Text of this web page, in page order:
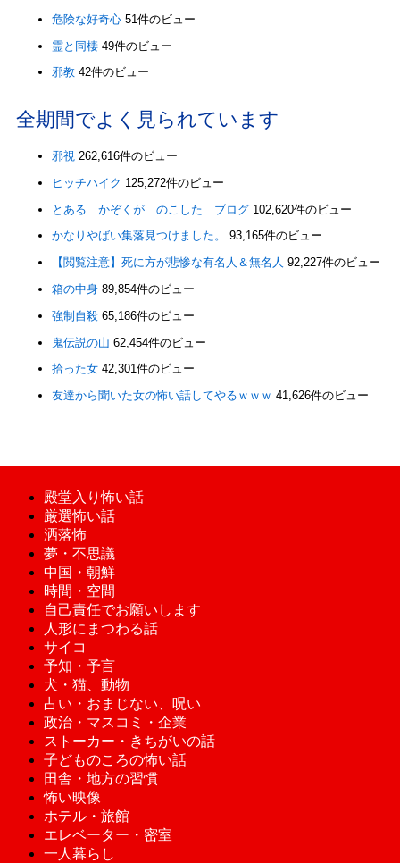
危険な好奇心 51件のビュー
霊と同棲 49件のビュー
邪教 42件のビュー
全期間でよく見られています
邪視 262,616件のビュー
ヒッチハイク 125,272件のビュー
とある かぞくが のこした ブログ 102,620件のビュー
かなりやばい集落見つけました。
93,165件のビュー
【閲覧注意】死に方が悲惨な有名人＆無名人 92,227件のビュー
箱の中身 89,854件のビュー
強制自殺 65,186件のビュー
鬼伝説の山 62,454件のビュー
拾った女 42,301件のビュー
友達から聞いた女の怖い話してやるｗｗｗ 41,626件のビュー
殿堂入り怖い話
厳選怖い話
洒落怖
夢・不思議
中国・朝鮮
時間・空間
自己責任でお願いします
人形にまつわる話
サイコ
予知・予言
犬・猫、動物
占い・おまじない、呪い
政治・マスコミ・企業
ストーカー・きちがいの話
子どものころの怖い話
田舎・地方の習慣
怖い映像
ホテル・旅館
エレベーター・密室
一人暮らし